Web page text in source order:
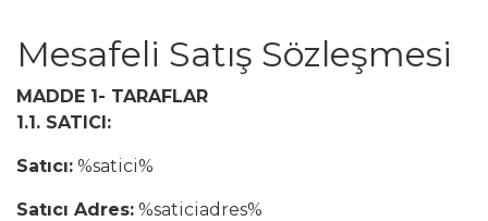
Mesafeli Satış Sözleşmesi
MADDE 1- TARAFLAR
1.1. SATICI:
Satıcı: %satici%
Satıcı Adres: %saticiadres%